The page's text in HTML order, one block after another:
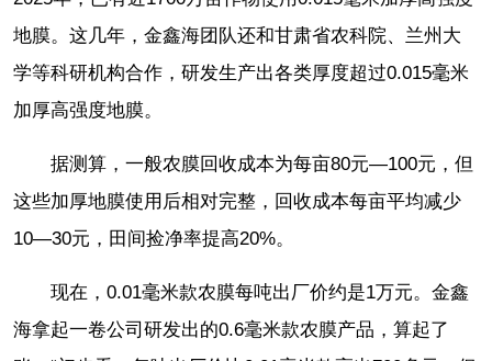
地膜。这几年，金鑫海团队还和甘肃省农科院、兰州大
学等科研机构合作，研发生产出各类厚度超过0.015毫米
加厚高强度地膜。
据测算，一般农膜回收成本为每亩80元—100元，但
这些加厚地膜使用后相对完整，回收成本每亩平均减少
10—30元，田间捡净率提高20%。
现在，0.01毫米款农膜每吨出厂价约是1万元。金鑫
海拿起一卷公司研发出的0.6毫米款农膜产品，算起了